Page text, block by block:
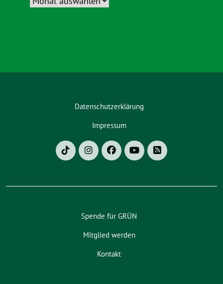
Datenschutzerklärung
Impressum
Spende für GRÜN
Mitglied werden
Kontakt